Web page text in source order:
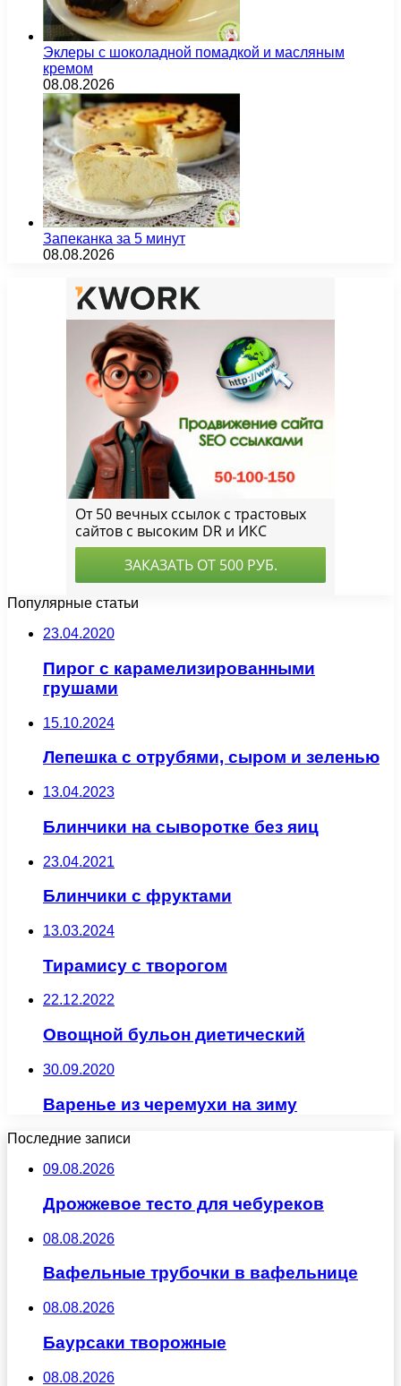
Эклеры с шоколадной помадкой и масляным
кремом
08.08.2026
Запеканка за 5 минут
08.08.2026
Популярные статьи
23.04.2020
Пирог с карамелизированными
грушами
15.10.2024
Лепешка с отрубями, сыром и зеленью
13.04.2023
Блинчики на сыворотке без яиц
23.04.2021
Блинчики с фруктами
13.03.2024
Тирамису с творогом
22.12.2022
Овощной бульон диетический
30.09.2020
Варенье из черемухи на зиму
Последние записи
09.08.2026
Дрожжевое тесто для чебуреков
08.08.2026
Вафельные трубочки в вафельнице
08.08.2026
Баурсаки творожные
08.08.2026